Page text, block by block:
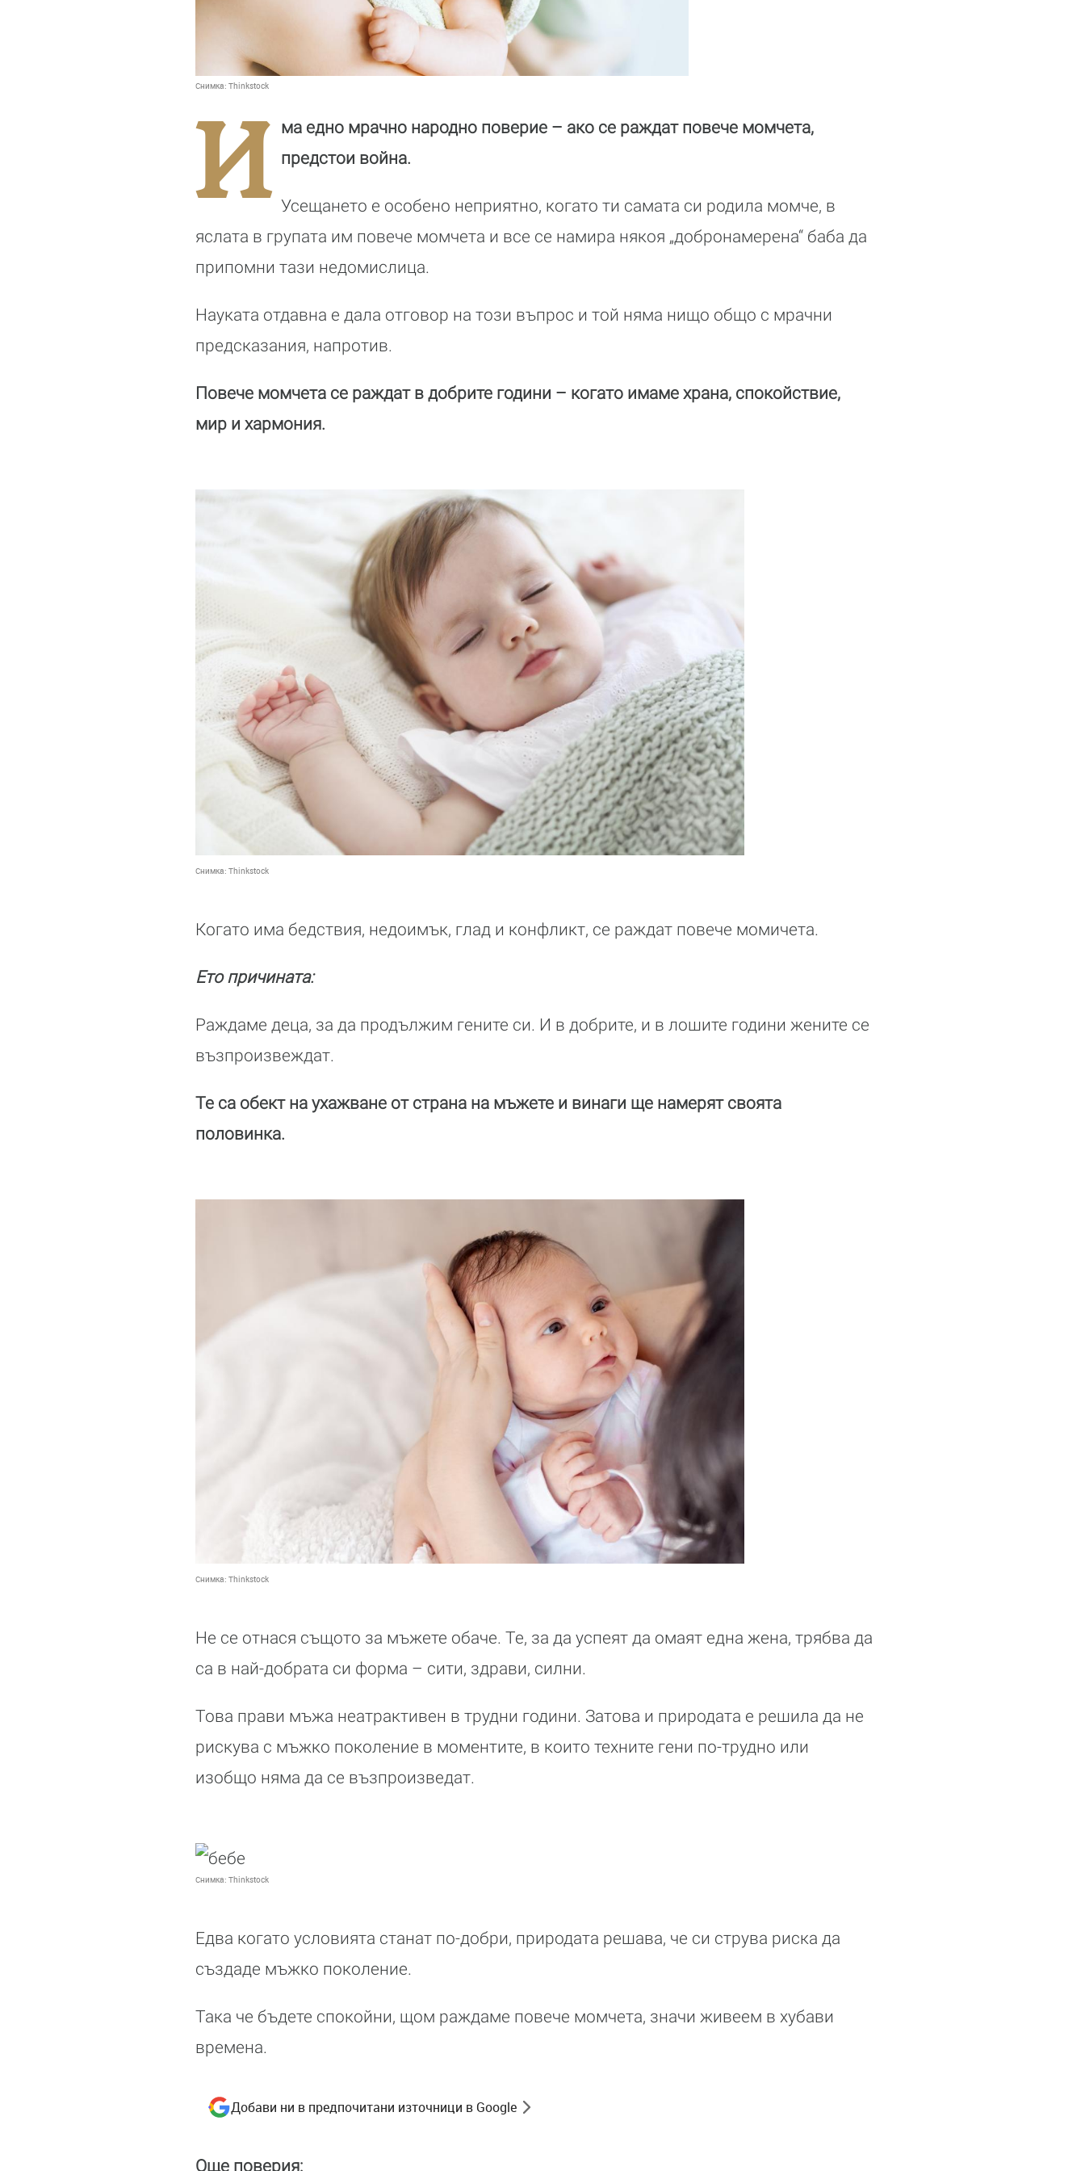
Снимка: Thinkstock
И
ма едно мрачно народно поверие – ако се раждат повече момчета,
предстои война.
Усещането е особено неприятно, когато ти самата си родила момче, в
яслата в групата им повече момчета и все се намира някоя „добронамерена“ баба да
припомни тази недомислица.
Науката отдавна е дала отговор на този въпрос и той няма нищо общо с мрачни
предсказания, напротив.
Повече момчета се раждат в добрите години – когато имаме храна, спокойствие,
мир и хармония.
Снимка: Thinkstock
Когато има бедствия, недоимък, глад и конфликт, се раждат повече момичета.
Ето причината:
Раждаме деца, за да продължим гените си. И в добрите, и в лошите години жените се
възпроизвеждат.
Те са обект на ухажване от страна на мъжете и винаги ще намерят своята
половинка.
Снимка: Thinkstock
Не се отнася същото за мъжете обаче. Те, за да успеят да омаят една жена, трябва да
са в най-добрата си форма – сити, здрави, силни.
Това прави мъжа неатрактивен в трудни години. Затова и природата е решила да не
рискува с мъжко поколение в моментите, в които техните гени по-трудно или
изобщо няма да се възпроизведат.
Снимка: Thinkstock
Едва когато условията станат по-добри, природата решава, че си струва риска да
създаде мъжко поколение.
Така че бъдете спокойни, щом раждаме повече момчета, значи живеем в хубави
времена.
Добави ни в предпочитани източници в Google
Още поверия: